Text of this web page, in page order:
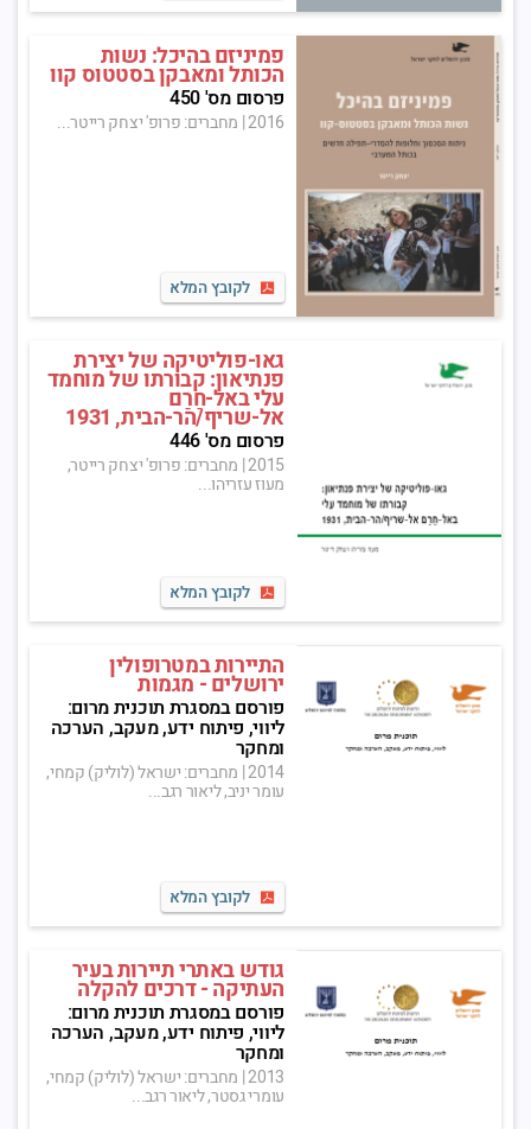
פמיניזם בהיכל: נשות
הכותל ומאבקן בסטטוס קוו
פרסום מס' 450
2016
| מחברים: פרופ' יצחק רייטר...
לקובץ המלא
גאו-פוליטיקה של יצירת
פנתיאון: קבורתו של מוחמד
עלי באל-חַרַם
אל-שריף/הר-הבית, 1931
פרסום מס' 446
2015
| מחברים: פרופ' יצחק רייטר,
מעוז עזריהו...
לקובץ המלא
התיירות במטרופולין
ירושלים - מגמות
פורסם במסגרת תוכנית מרום:
ליווי, פיתוח ידע, מעקב, הערכה
ומחקר
2014
| מחברים: ישראל (לוליק) קמחי,
עומר יניב, ליאור רגב...
לקובץ המלא
גודש באתרי תיירות בעיר
העתיקה - דרכים להקלה
פורסם במסגרת תוכנית מרום:
ליווי, פיתוח ידע, מעקב, הערכה
ומחקר
2013
| מחברים: ישראל (לוליק) קמחי,
עומרי גסטר, ליאור רגב...